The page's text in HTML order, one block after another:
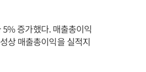
증가했다. 매출총이익
상 매출총이익을 실적지